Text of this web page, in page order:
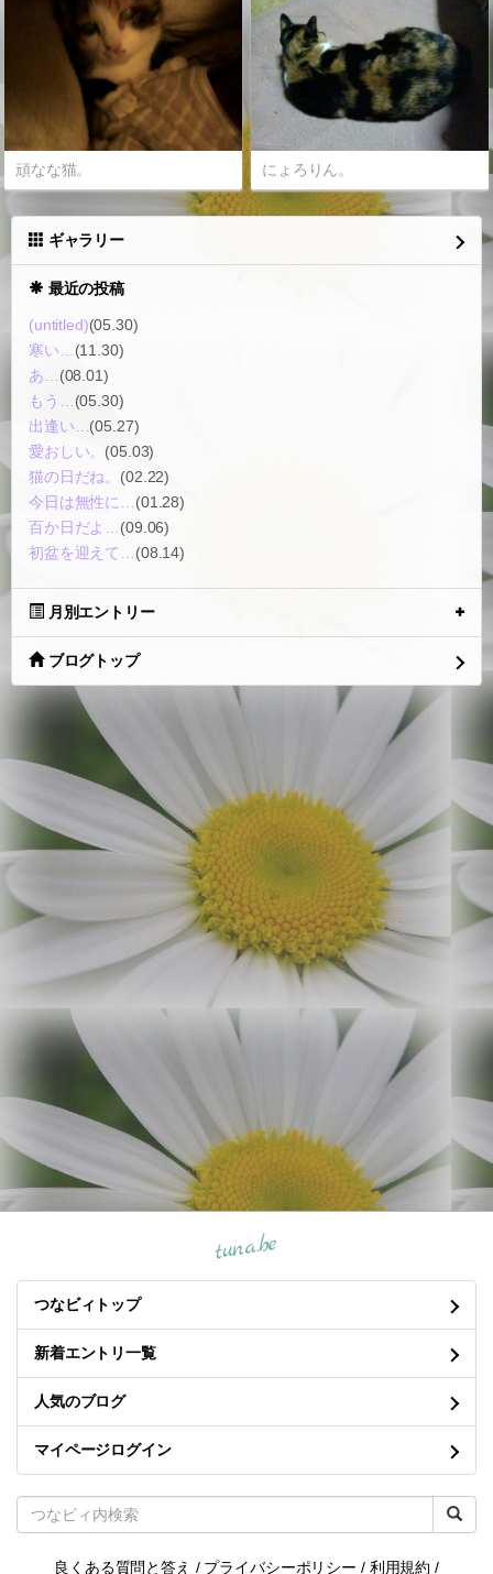
頑なな猫。 にょろりん。
ギャラリー
最近の投稿
(untitled)(05.30)
寒い…(11.30)
あ…(08.01)
もう…(05.30)
出逢い…(05.27)
愛おしい。 (05.03)
猫の日だね。 (02.22)
今日は無性に…(01.28)
百か日だよ…(09.06)
初盆を迎えて…(08.14)
月別エントリー
ブログトップ
tuna.be
つなビィトップ
新着エントリ一覧
人気のブログ
マイページログイン
良くある質問と答え / プライバシーポリシー / 利用規約 /